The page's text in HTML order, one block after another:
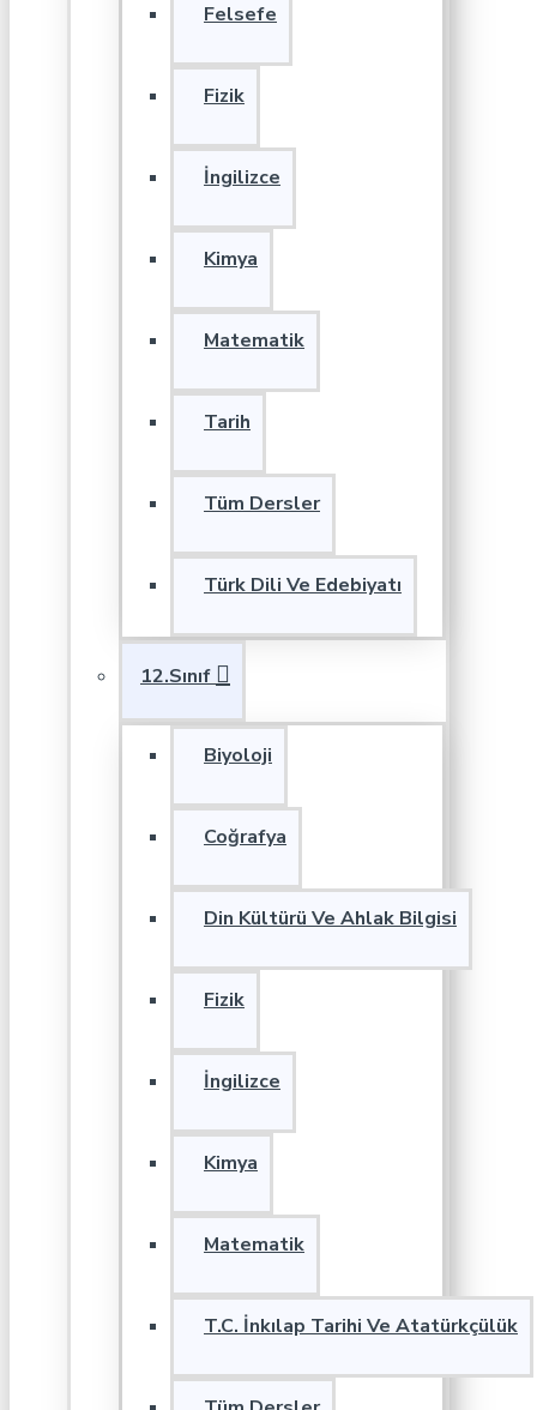
Felsefe
Fizik
İngilizce
Kimya
Matematik
Tarih
Tüm Dersler
Türk Dili Ve Edebiyatı
12.Sınıf
Biyoloji
Coğrafya
Din Kültürü Ve Ahlak Bilgisi
Fizik
İngilizce
Kimya
Matematik
T.C. İnkılap Tarihi Ve Atatürkçülük